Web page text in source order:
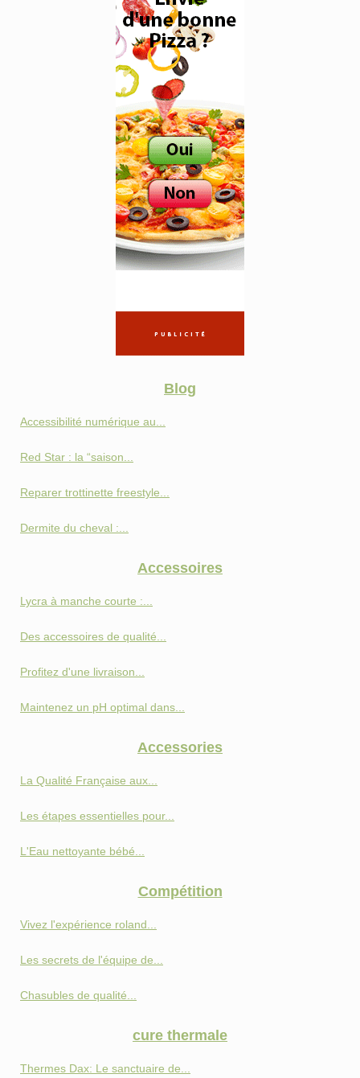
Blog
Accessibilité numérique au...
Red Star : la “saison...
Reparer trottinette freestyle...
Dermite du cheval :...
Accessoires
Lycra à manche courte :...
Des accessoires de qualité...
Profitez d'une livraison...
Maintenez un pH optimal dans...
Accessories
La Qualité Française aux...
Les étapes essentielles pour...
L'Eau nettoyante bébé...
Compétition
Vivez l'expérience roland...
Les secrets de l'équipe de...
Chasubles de qualité...
cure thermale
Thermes Dax: Le sanctuaire de...